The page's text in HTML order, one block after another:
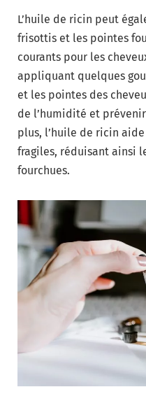
L’huile de ricin peut
frisottis et les pointes
courants pour les
appliquant quelques
et les pointes des
de l’humidité et
plus, l’huile de ricin
fragiles, réduisant ainsi
fourchues.